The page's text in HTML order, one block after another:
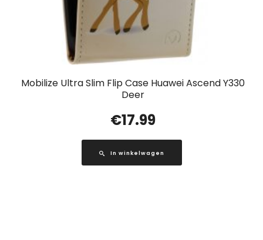
Mobilize Ultra Slim Flip Case Huawei Ascend Y330
Deer
€17.99
In winkelwagen